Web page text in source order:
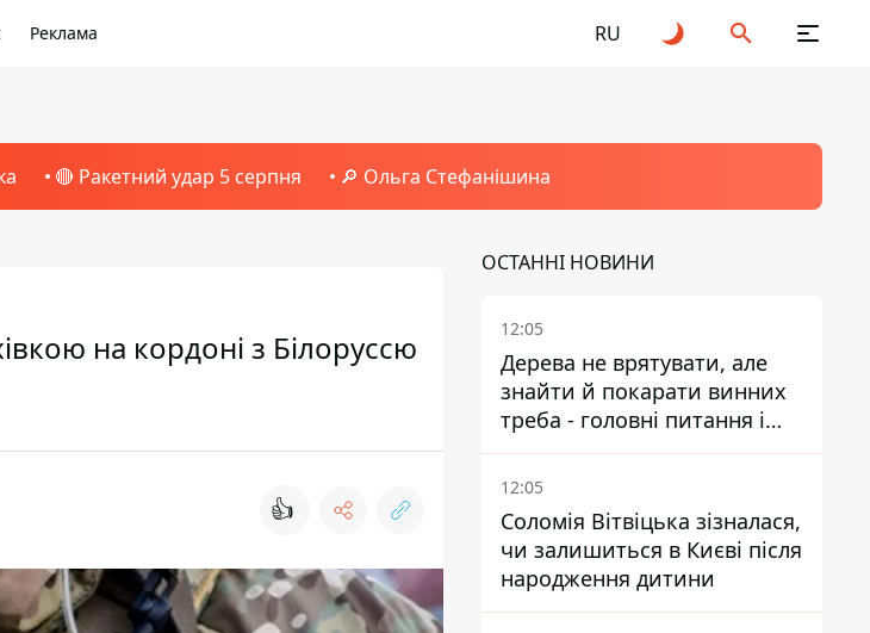
Реклама RU
🔴 Ракетний удар 5 серпня 🔎 Ольга Стефанішина
на кордоні з Білоруссю
👍
ОСТАННІ НОВИНИ
12:05
Дерева не врятувати, але
знайти й покарати винних
треба - головні питання і
висновки з конфлікту на
Теремках
12:05
Соломія Вітвіцька зізналася,
чи залишиться в Києві після
народження дитини